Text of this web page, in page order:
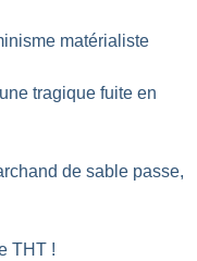
matérialiste
tragique fuite en
de sable passe,
THT !